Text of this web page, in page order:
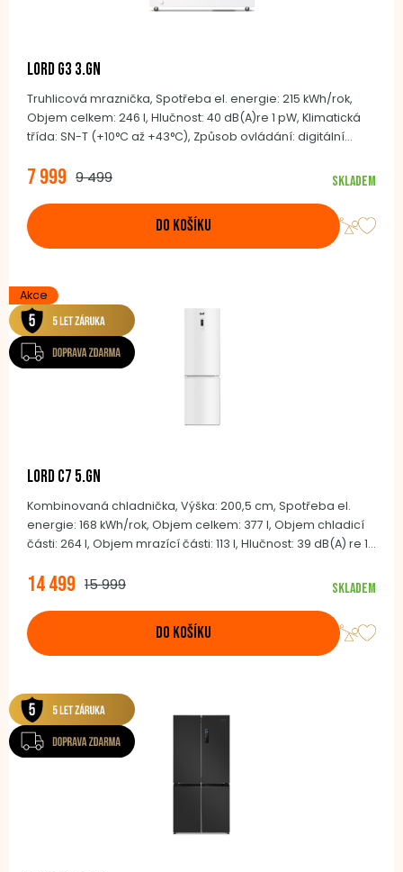
LORD G3 3.GN
Truhlicová mraznička, Spotřeba el. energie: 215 kWh/rok,
Objem celkem: 246 l, Hlučnost: 40 dB(A)re 1 pW, Klimatická
třída: SN-T (+10°C až +43°C), Způsob ovládání: digitální
odmrazování: ruční, Invertor BLDC kompresor, Frost Protect,
zámkem, Kolečka, Barevné provedení: bílá
7 999 9 499 Skladem
DO KOŠÍKU
Akce
LORD C7 5.GN
Kombinovaná chladnička, Výška: 200,5 cm, Spotřeba el.
energie: 168 kWh/rok, Objem celkem: 377 l, Objem chladicí
části: 264 l, Objem mrazící části: 113 l, Hlučnost: 39 dB(A) re 1
odmrazování NoFrost, BLDC invertor kompresor,
14 499 15 999 Skladem
DO KOŠÍKU